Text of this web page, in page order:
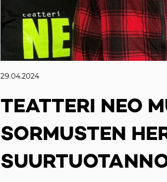
29.04.2024
TEATTERI NEO
SORMUSTEN